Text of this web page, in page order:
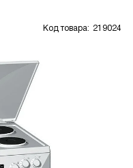
Код товара: 219024